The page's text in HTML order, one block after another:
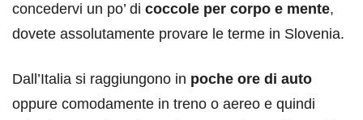
concedervi un po’ di coccole per corpo e mente,
dovete assolutamente provare le terme in Slovenia.
Dall’Italia si raggiungono in poche ore di auto
oppure comodamente in treno o aereo e quindi